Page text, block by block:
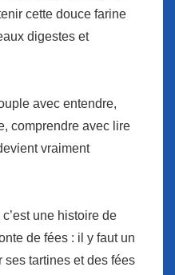
cette douce farine
digestes et
avec entendre,
comprendre avec lire
vraiment
une histoire de
de fées : il y faut un
ses tartines et des fées